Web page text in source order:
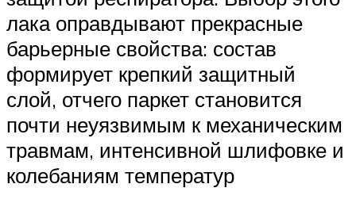
лака оправдывают прекрасные
барьерные свойства: состав
формирует крепкий защитный
слой, отчего паркет становится
почти неуязвимым к механическим
травмам, интенсивной шлифовке и
колебаниям температур